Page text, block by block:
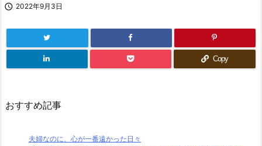
 2022年9月3日
Copy
おすすめ記事
夫婦なのに、心が一番遠かった日々